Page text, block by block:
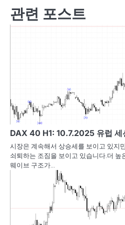
색
관련 포스트
DAX 40 H1: 10.7.2025 유럽 세
시장은 계속해서 상승세를 보이고 있지
쇠퇴하는 조짐을 보이고 있습니다.더 높
웨이브 구조가…